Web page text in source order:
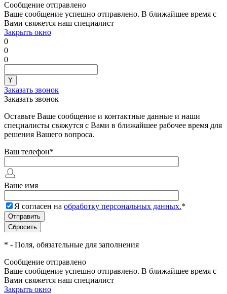
Сообщение отправлено
Ваше сообщение успешно отправлено. В ближайшее время с
Вами свяжется наш специалист
Закрыть окно
0
0
0
Заказать звонок
Заказать звонок
Оставьте Ваше сообщение и контактные данные и наши
специалисты свяжутся с Вами в ближайшее рабочее время для
решения Вашего вопроса.
Ваш телефон*
Ваше имя
Я согласен на обработку персональных данных.*
* - Поля, обязательные для заполнения
Сообщение отправлено
Ваше сообщение успешно отправлено. В ближайшее время с
Вами свяжется наш специалист
Закрыть окно